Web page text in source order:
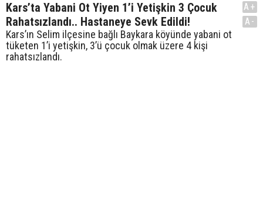
Kars’ta Yabani Ot Yiyen 1’i Yetişkin 3 Çocuk
Rahatsızlandı.. Hastaneye Sevk Edildi!
Kars’ın Selim ilçesine bağlı Baykara köyünde yabani ot
tüketen 1’i yetişkin, 3’ü çocuk olmak üzere 4 kişi
rahatsızlandı.
A+
A-